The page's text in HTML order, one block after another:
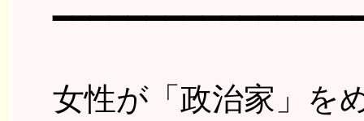
女性が「政治家」を